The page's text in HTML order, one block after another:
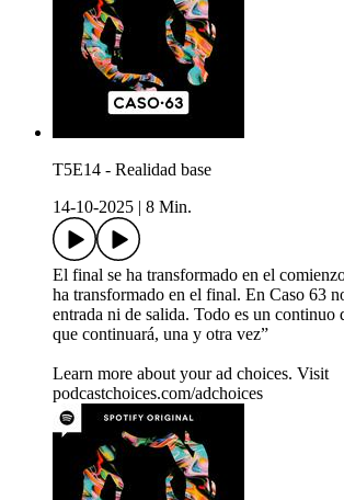
T5E14 - Realidad base
14-10-2025
8 Min.
El final se ha transformado en el
ha transformado en el final. En Caso 63
entrada ni de salida. Todo es un continuo
que continuará, una y otra vez”
Learn more about your ad choices. Visit
podcastchoices.com/adchoices